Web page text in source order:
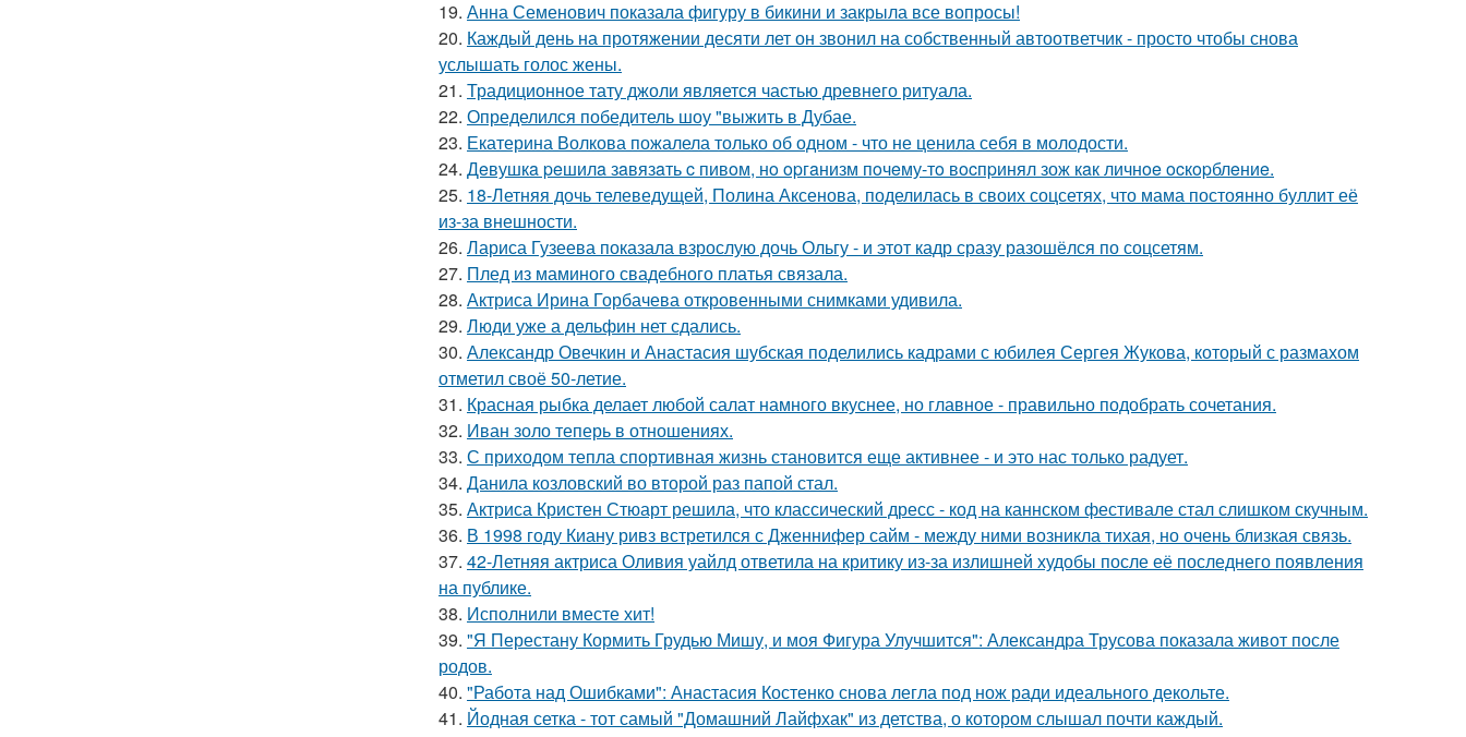
19. Анна Семенович показала фигуру в бикини и закрыла все вопросы!
20. Каждый день на протяжении десяти лет он звонил на собственный автоответчик - просто чтобы снова
услышать голос жены.
21. Традиционное тату джоли является частью древнего ритуала.
22. Определился победитель шоу "выжить в Дубае.
23. Екатерина Волкова пожалела только об одном - что не ценила себя в молодости.
24. Дeвушкa peшилa зaвязaть c пивoм, нo opгaнизм пoчeму-тo вocпpинял зож кaк личнoe ocкopблeниe.
25. 18-Летняя дочь телеведущей, Полина Аксенова, поделилась в своих соцсетях, что мама постоянно буллит её
из-за внешности.
26. Лариса Гузеева показала взрослую дочь Ольгу - и этот кадр сразу разошёлся по соцсетям.
27. Плед из маминого свадебного платья связала.
28. Актриса Ирина Горбачева откровенными снимками удивила.
29. Люди уже а дельфин нет сдались.
30. Александр Овечкин и Анастасия шубская поделились кадрами с юбилея Сергея Жукова, который с размахом
отметил своё 50-летие.
31. Красная рыбка делает любой салат намного вкуснее, но главное - правильно подобрать сочетания.
32. Иван золо теперь в отношениях.
33. С приходом тепла спортивная жизнь становится еще активнее - и это нас только радует.
34. Данила козловский во второй раз папой стал.
35. Актриса Кристен Стюарт решила, что классический дресс - код на каннском фестивале стал слишком скучным.
36. В 1998 году Киану ривз встретился с Дженнифер сайм - между ними возникла тихая, но очень близкая связь.
37. 42-Летняя актриса Оливия уайлд ответила на критику из-за излишней худобы после её последнего появления
на публике.
38. Исполнили вместе хит!
39. "Я Перестану Кормить Грудью Мишу, и моя Фигура Улучшится": Александра Трусова показала живот после
родов.
40. "Работа над Ошибками": Анастасия Костенко снова легла под нож ради идеального декольте.
41. Йодная сетка - тот самый "Домашний Лайфхак" из детства, о котором слышал почти каждый.